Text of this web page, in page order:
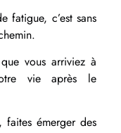
fatigue, c’est sans
vous arriviez à
vie après le
faites émerger des